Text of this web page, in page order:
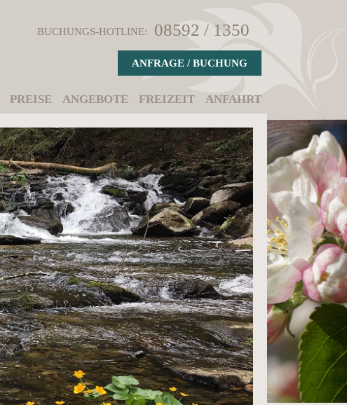
BUCHUNGS-HOTLINE: 08592 / 1350
ANFRAGE / BUCHUNG
PREISE ANGEBOTE FREIZEIT ANFAHRT